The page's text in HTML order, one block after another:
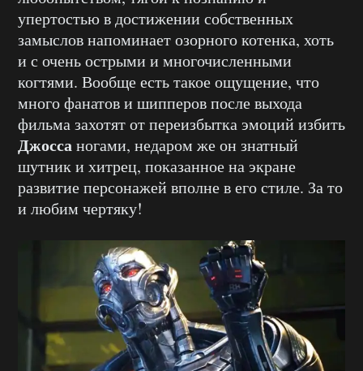
упертостью в достижении собственных
замыслов напоминает озорного котенка, хоть
и с очень острыми и многочисленными
когтями. Вообще есть такое ощущение, что
много фанатов и шипперов после выхода
фильма захотят от переизбытка эмоций избить
Джоссаногами, недаром же он знатный
шутник и хитрец, показанное на экране
развитие персонажей вполне в его стиле. За то
и любим чертяку!